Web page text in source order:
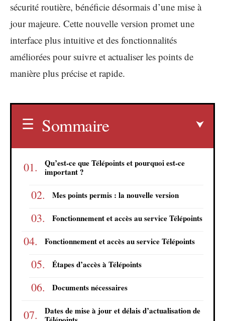
sécurité routière, bénéficie désormais d’une mise à
jour majeure. Cette nouvelle version promet une
interface plus intuitive et des fonctionnalités
améliorées pour suivre et actualiser les points de
manière plus précise et rapide.
Sommaire
Qu’est-ce que Télépoints et pourquoi est-ce
important ?
Mes points permis : la nouvelle version
Fonctionnement et accès au service Télépoints
Fonctionnement et accès au service Télépoints
Étapes d’accès à Télépoints
Documents nécessaires
Dates de mise à jour et délais d’actualisation de